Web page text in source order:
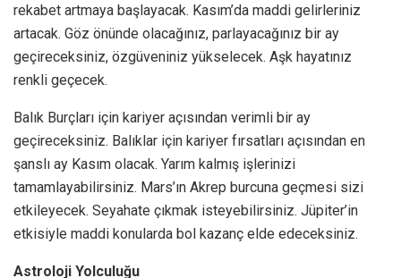
rekabet artmaya başlayacak. Kasım’da maddi gelirleriniz
artacak. Göz önünde olacağınız, parlayacağınız bir ay
geçireceksiniz, özgüveniniz yükselecek. Aşk hayatınız
renkli geçecek.
Balık Burçları için kariyer açısından verimli bir ay
geçireceksiniz. Balıklar için kariyer fırsatları açısından en
şanslı ay Kasım olacak. Yarım kalmış işlerinizi
tamamlayabilirsiniz. Mars’ın Akrep burcuna geçmesi sizi
etkileyecek. Seyahate çıkmak isteyebilirsiniz. Jüpiter’in
etkisiyle maddi konularda bol kazanç elde edeceksiniz.
Astroloji Yolculuğu